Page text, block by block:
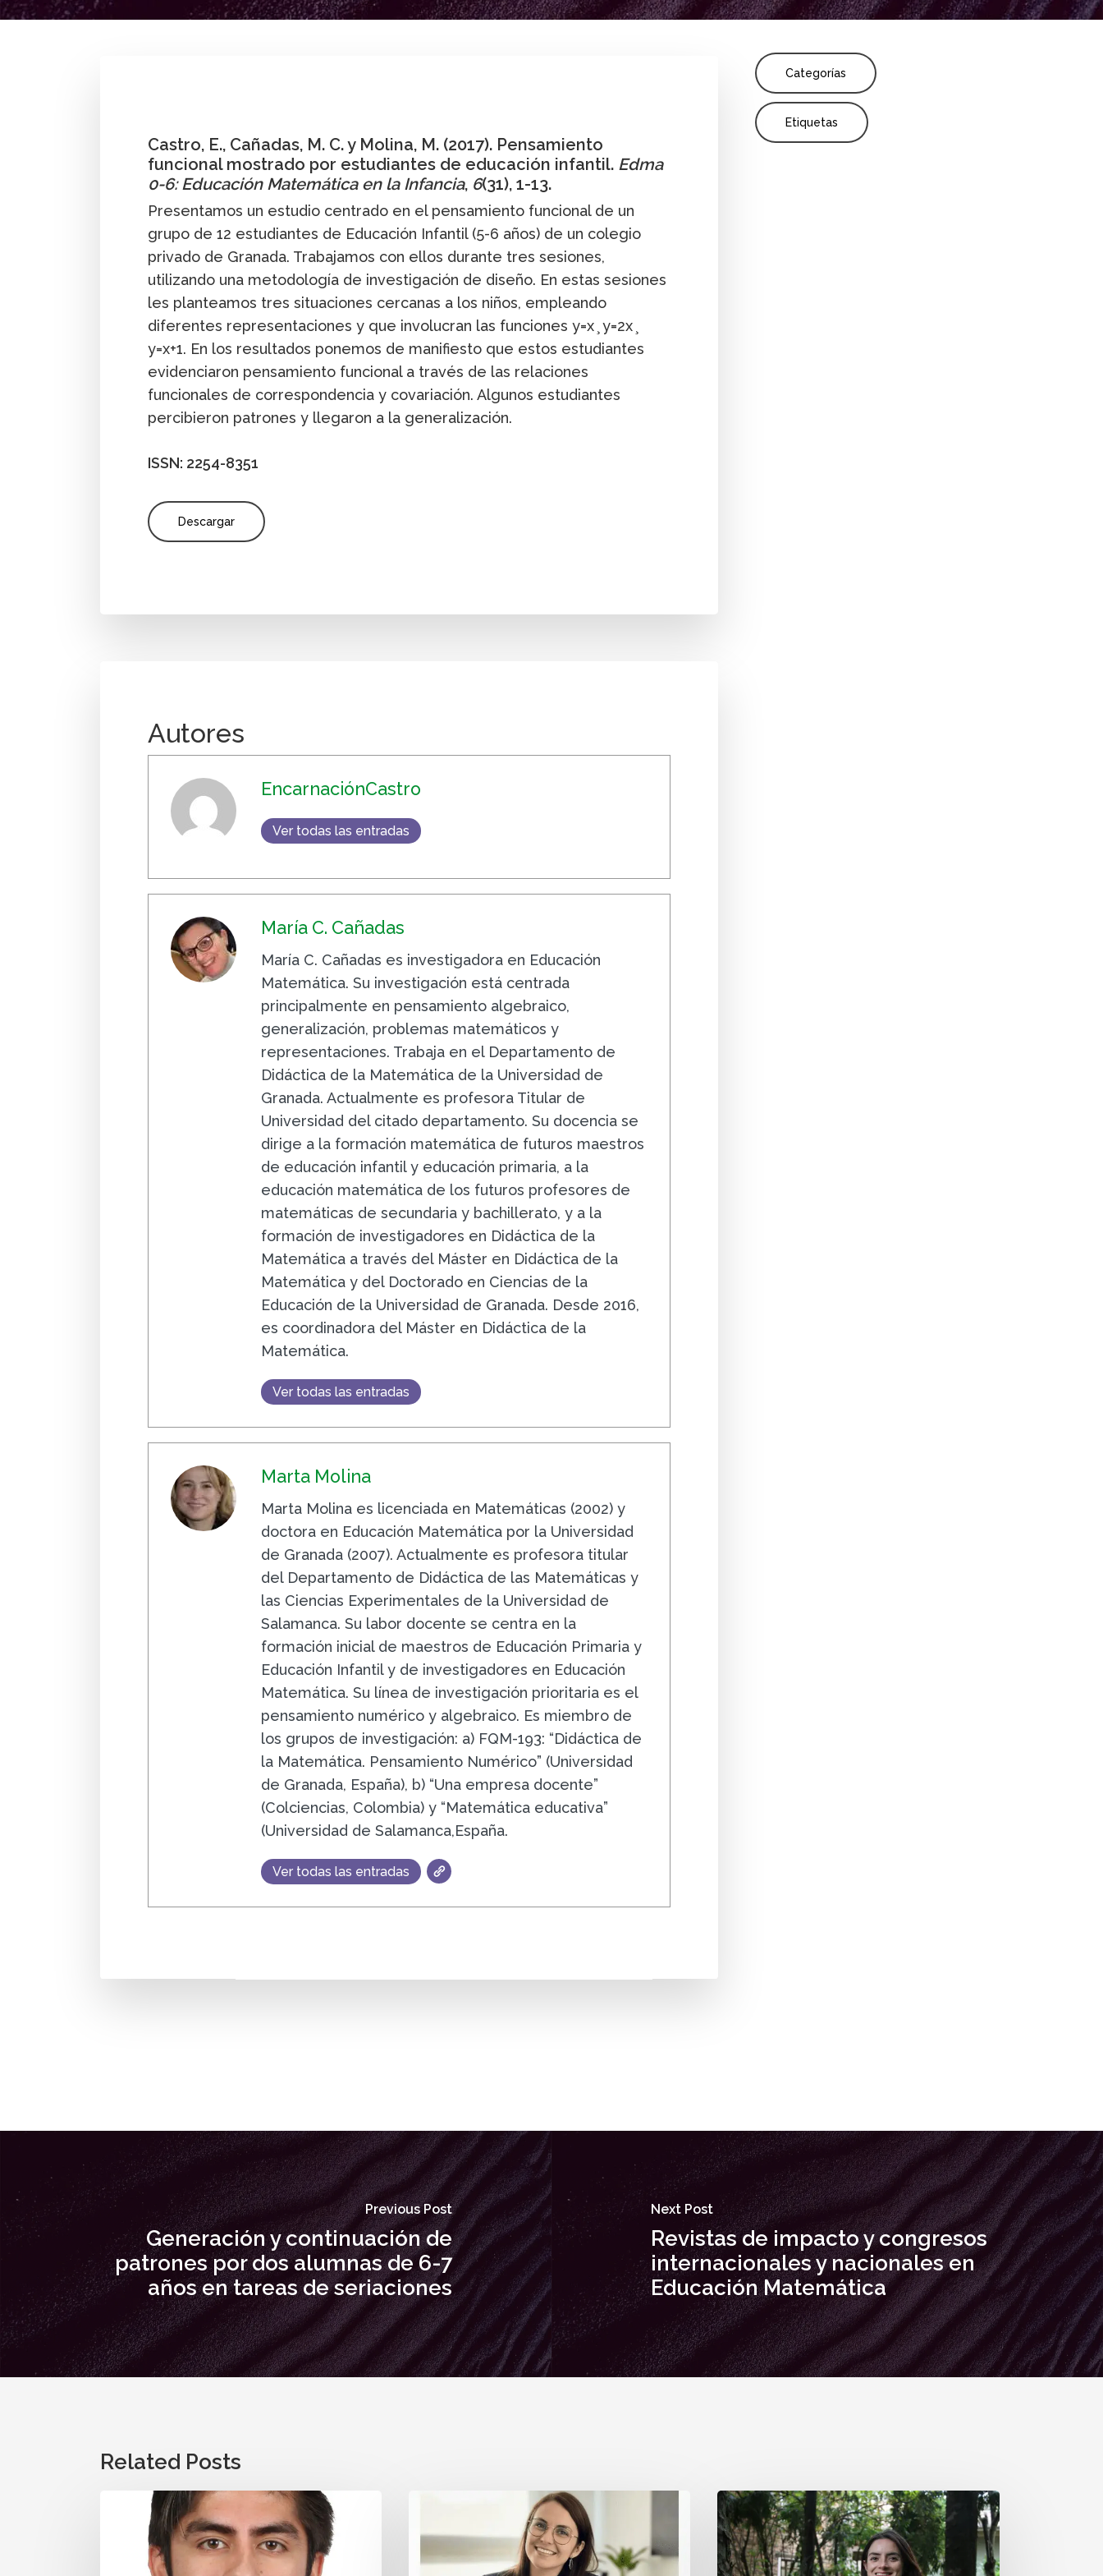
Cambio y relaciones
Castro, E., Cañadas, M. C. y Molina, M. (2017). Pensamiento
funcional mostrado por estudiantes de educación infantil. Edma
0-6: Educación Matemática en la Infancia, 6(31), 1-13.
Presentamos un estudio centrado en el pensamiento funcional de un
grupo de 12 estudiantes de Educación Infantil (5-6 años) de un colegio
privado de Granada. Trabajamos con ellos durante tres sesiones,
utilizando una metodología de investigación de diseño. En estas sesiones
les planteamos tres situaciones cercanas a los niños, empleando
diferentes representaciones y que involucran las funciones y=x ̧ y=2x ̧
y=x+1. En los resultados ponemos de manifiesto que estos estudiantes
evidenciaron pensamiento funcional a través de las relaciones
funcionales de correspondencia y covariación. Algunos estudiantes
percibieron patrones y llegaron a la generalización.
ISSN: 2254-8351
Descargar
Autores
EncarnaciónCastro
Ver todas las entradas
María C. Cañadas
María C. Cañadas es investigadora en Educación
Matemática. Su investigación está centrada
principalmente en pensamiento algebraico,
generalización, problemas matemáticos y
representaciones. Trabaja en el Departamento de
Didáctica de la Matemática de la Universidad de
Granada. Actualmente es profesora Titular de
Universidad del citado departamento. Su docencia se
dirige a la formación matemática de futuros maestros
de educación infantil y educación primaria, a la
educación matemática de los futuros profesores de
matemáticas de secundaria y bachillerato, y a la
formación de investigadores en Didáctica de la
Matemática a través del Máster en Didáctica de la
Matemática y del Doctorado en Ciencias de la
Educación de la Universidad de Granada. Desde 2016,
es coordinadora del Máster en Didáctica de la
Matemática.
Ver todas las entradas
Marta Molina
Marta Molina es licenciada en Matemáticas (2002) y
doctora en Educación Matemática por la Universidad
de Granada (2007). Actualmente es profesora titular
del Departamento de Didáctica de las Matemáticas y
las Ciencias Experimentales de la Universidad de
Salamanca. Su labor docente se centra en la
formación inicial de maestros de Educación Primaria y
Educación Infantil y de investigadores en Educación
Matemática. Su línea de investigación prioritaria es el
pensamiento numérico y algebraico. Es miembro de
los grupos de investigación: a) FQM-193: “Didáctica de
la Matemática. Pensamiento Numérico” (Universidad
de Granada, España), b) “Una empresa docente”
(Colciencias, Colombia) y “Matemática educativa”
(Universidad de Salamanca,España.
Ver todas las entradas
Categorías
Etiquetas
Previous Post
Generación y continuación de
patrones por dos alumnas de 6-7
años en tareas de seriaciones
Next Post
Revistas de impacto y congresos
internacionales y nacionales en
Educación Matemática
Related Posts